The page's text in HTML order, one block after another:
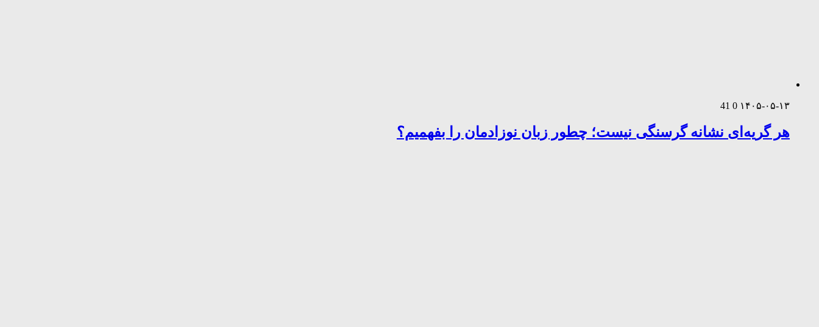
۱۴۰۵-۰۵-۱۳ 0
41
هر گریه‌ای نشانه گرسنگی نیست؛ چطور زبان نوزادمان را بفهمیم؟